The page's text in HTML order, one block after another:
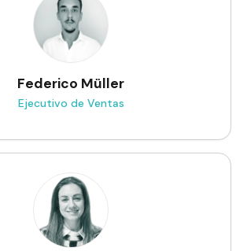
Federico Müller
Ejecutivo de Ventas